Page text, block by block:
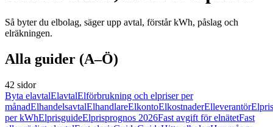
Så byter du elbolag, säger upp avtal, förstår kWh, påslag och
elräkningen.
Alla guider (A–Ö)
42 sidor
Byta elavtalElavtalElförbrukning och elpriser per
månadElhandelsavtalElhandlareElkontoElkostnaderElleverantör
per kWhElprisguideElprisprognos 2026Fast avgift för elnätetFast